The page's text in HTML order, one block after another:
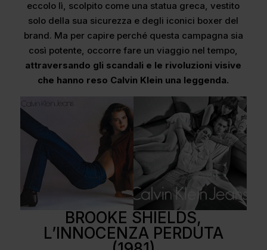
eccolo lì, scolpito come una statua greca, vestito
solo della sua sicurezza e degli iconici boxer del
brand. Ma per capire perché questa campagna sia
così potente, occorre fare un viaggio nel tempo,
attraversando gli scandali e le rivoluzioni visive
che hanno reso Calvin Klein una leggenda.
BROOKE SHIELDS,
L’INNOCENZA PERDUTA